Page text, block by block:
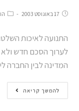
17 באוגוסט 2003
התנועה לאיכות
לערוך הסכם חדש
המדינה לבין החברה
להמשך קריאה